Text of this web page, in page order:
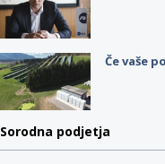
Če vaše
Sorodna podjetja